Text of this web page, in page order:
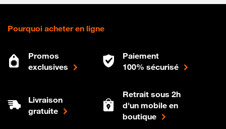
Pourquoi acheter en ligne
Promos
exclusives
Paiement
100% sécurisé
Livraison
gratuite
Retrait sous 2h
d'un mobile en
boutique